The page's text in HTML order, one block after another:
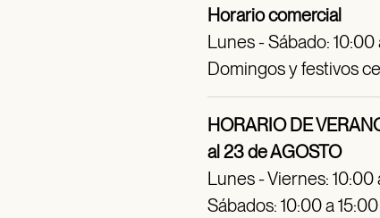
Horario comercial
Lunes - Sábado:
Domingos y festivos
HORARIO DE
al 23 de AGOSTO
Lunes - Viernes: 10:00
Sábados: 10:00 a